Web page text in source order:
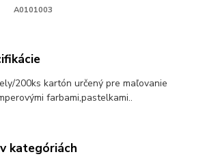
A0101003
200ks kartón určený pre maľovanie
farbami,pastelkami..
kategóriách